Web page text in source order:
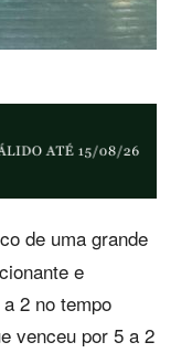
de uma grande
e
2 no tempo
venceu por 5 a 2